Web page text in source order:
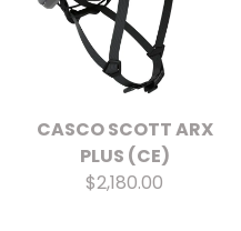
CASCO SCOTT ARX
PLUS (CE)
$2,180.00